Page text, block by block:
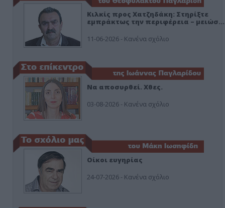
Κιλκίς προς Χατζηδάκη: Στηρίξτε
εμπράκτως την περιφέρεια – μειώσ…
11-06-2026 - Κανένα σχόλιο
Να αποσυρθεί. Χθες.
03-08-2026 - Κανένα σχόλιο
Οίκοι ευγηρίας
24-07-2026 - Κανένα σχόλιο